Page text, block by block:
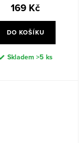
169 Kč
DO KOŠÍKU
Skladem >5 ks